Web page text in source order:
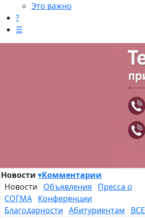
Это важно
?
☰
Новости ▾Комментарии
Новости Объявления
Пресса о
СОГМА Конференции
Благодарности Абитуриентам
ВСЕ